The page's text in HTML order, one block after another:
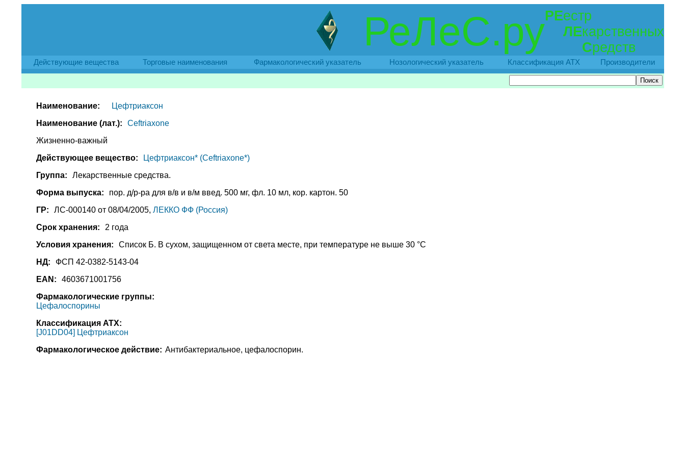
РеЛеС.руРЕестр
ЛЕкарственных
Средств
Действующие вещества Торговые наименования Фармакологический указатель Нозологический указатель Классификация АТХ Производители
Наименование:
Цефтриаксон
Наименование (лат.):
Ceftriaxone
Жизненно-важный
Действующее вещество:
Цефтриаксон* (Ceftriaxone*)
Группа:
Лекарственные средства.
Форма выпуска:
пор. д/р-ра для в/в и в/м введ. 500 мг, фл. 10 мл, кор. картон. 50
ГР:
ЛС-000140 от 08/04/2005, ЛЕККО ФФ (Россия)
Срок хранения:
2 года
Условия хранения:
Список Б. В сухом, защищенном от света месте, при температуре не выше 30 °C
НД:
ФСП 42-0382-5143-04
EAN:
4603671001756
Фармакологические группы:
Цефалоспорины
Классификация АТХ:
[J01DD04] Цефтриаксон
Фармакологическое действие: Антибактериальное, цефалоспорин.